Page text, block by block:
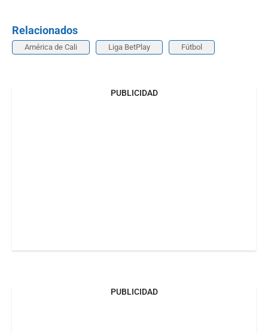
Relacionados
América de Cali Liga BetPlay Fútbol
PUBLICIDAD
PUBLICIDAD